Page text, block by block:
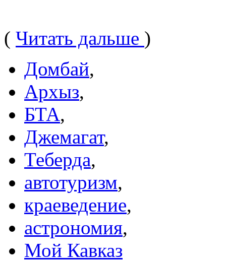
( Читать дальше )
Домбай,
Архыз,
БТА,
Джемагат,
Теберда,
автотуризм,
краеведение,
астрономия,
Мой Кавказ